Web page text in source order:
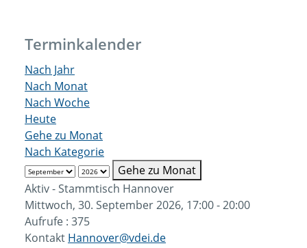
Terminkalender
Nach Jahr
Nach Monat
Nach Woche
Heute
Gehe zu Monat
Nach Kategorie
Gehe zu Monat
Aktiv - Stammtisch Hannover
Mittwoch, 30. September 2026, 17:00 - 20:00
Aufrufe : 375
Kontakt Hannover@vdei.de